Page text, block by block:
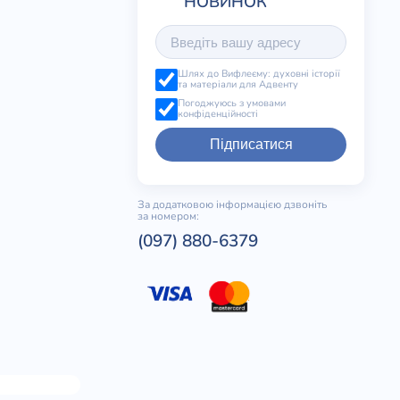
Шлях до Вифлеєму: духовні історії
та матеріали для Адвенту
Погоджуюсь з умовами
конфіденційності
Підписатися
За додатковою інформацією дзвоніть
за номером:
(097) 880-6379